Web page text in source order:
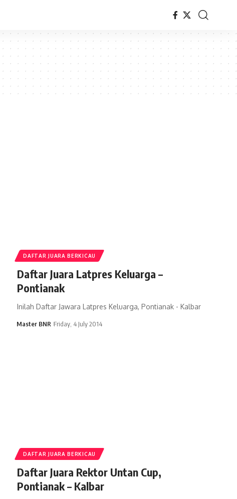
DAFTAR JUARA BERKICAU
Daftar Juara Latpres Keluarga –
Pontianak
Inilah Daftar Jawara Latpres Keluarga, Pontianak - Kalbar
Master BNR Friday, 4 July 2014
DAFTAR JUARA BERKICAU
Daftar Juara Rektor Untan Cup,
Pontianak – Kalbar